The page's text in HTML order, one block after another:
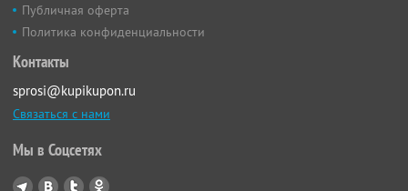
Публичная оферта
Политика конфиденциальности
Контакты
sprosi@kupikupon.ru
Связаться с нами
Мы в Соцсетях